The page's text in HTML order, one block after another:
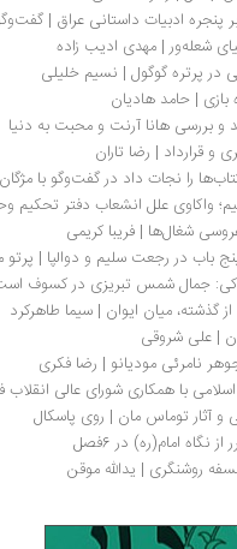
ادبیات داستانی عراق | گفت‌وگو
| مهدی ادیب زاده
گوگول | نسیم خلیلی
حامد هادیان
هانا آرنت و محبت به دنیا
| رضا تاران
را نجات داد در گفت‌وگو با مژگان رنجبر
علل انشعاب دفتر تحکیم وحدت
| فریبا کریمی
در رجعت سلیم و دوالپا | پرتو مهدی‌فر
شمس تبریزی در کسوف است
میان ایوان | سیما طاهرکرد
شروقی
مودیانو | رضا فکری
با همکاری شورای عالی انقلاب فرهنگی
توماس مان | روی پاسکال
در 6فصل
| یدالله موقن